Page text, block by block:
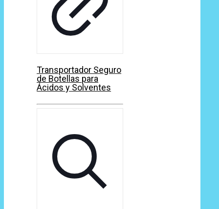
Transportador Seguro
de Botellas para
Ácidos y Solventes